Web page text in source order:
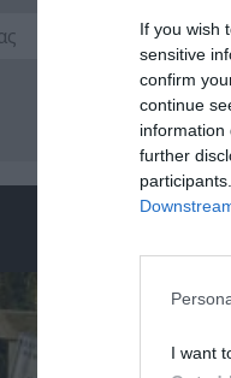
If you wish
sensitive
confirm
continue
information
further
I want